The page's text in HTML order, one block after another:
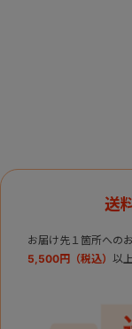
送
お届け先１箇所への
5,500円（税込） 以